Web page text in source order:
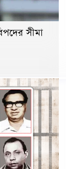
সীমা